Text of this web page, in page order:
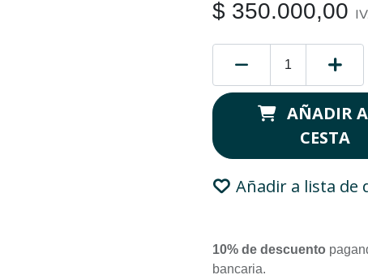
$ 350.000,00
AÑADIR
CESTA
Añadir a lista de
10% de descuento
bancaria.